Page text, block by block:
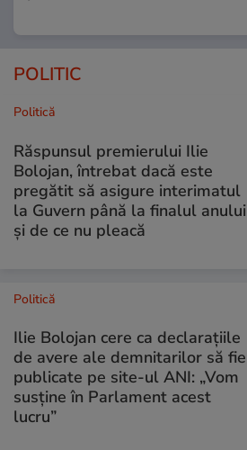
POLITIC
Politică
Răspunsul premierului Ilie
Bolojan, întrebat dacă este
pregătit să asigure interimatul
la Guvern până la finalul anului
și de ce nu pleacă
Politică
Ilie Bolojan cere ca declarațiile
de avere ale demnitarilor să fie
publicate pe site-ul ANI: „Vom
susține în Parlament acest
lucru”